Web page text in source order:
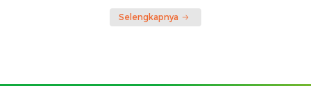
Selengkapnya